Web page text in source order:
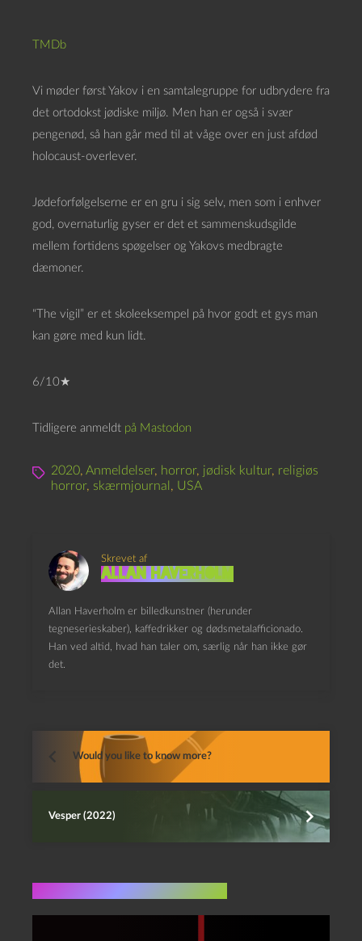
TMDb
Vi møder først Yakov i en samtalegruppe for udbrydere fra
det ortodokst jødiske miljø. Men han er også i svær
pengenød, så han går med til at våge over en just afdød
holocaust-overlever.
Jødeforfølgelserne er en gru i sig selv, men som i enhver
god, overnaturlig gyser er det et sammenskudsgilde
mellem fortidens spøgelser og Yakovs medbragte
dæmoner.
“The vigil” er et skoleeksempel på hvor godt et gys man
kan gøre med kun lidt.
6/10★
Tidligere anmeldt på Mastodon
2020, Anmeldelser, horror, jødisk kultur, religiøs
horror, skærmjournal , USA
Skrevet af
Allan Haverholm
Allan Haverholm er billedkunstner (herunder
tegneserieskaber), kaffedrikker og dødsmetalafficionado.
Han ved altid, hvad han taler om, særlig når han ikke gør
det.
Would you like to know more?
Vesper (2022)